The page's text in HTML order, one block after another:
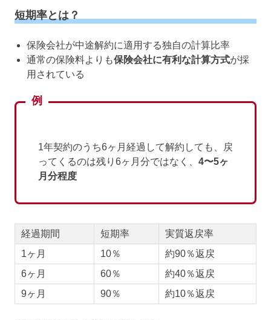
短期率とは？
保険会社が中途解約に適用する独自の計算比率
通常の保険料よりも保険会社に有利な計算方式が採
用されている
例
1年契約のうち6ヶ月経過して解約しても、戻
ってくるのは残り6ヶ月分ではなく、 4〜5ヶ
月分程度
経過期間 短期率
実質返戻率
1ヶ月
10％
約90％返戻
6ヶ月
60％
約40％返戻
9ヶ月
90％ 約10％返戻